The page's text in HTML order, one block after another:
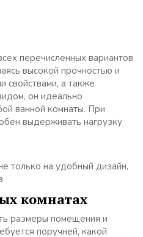
перечисленных вариантов
высокой прочностью и
свойствами, а также
он идеально
ванной комнаты. При
выдерживать нагрузку
только на удобный дизайн,
комнатах
размеры помещения и
поручней, какой